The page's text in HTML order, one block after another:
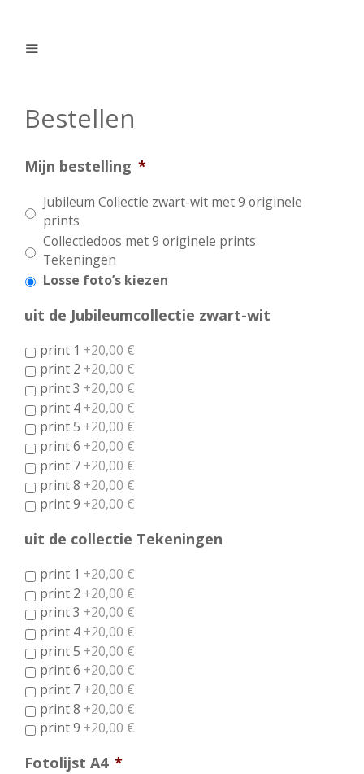
Bestellen
Mijn bestelling *
Jubileum Collectie zwart-wit met 9 originele
prints
Collectiedoos met 9 originele prints
Tekeningen
Losse foto’s kiezen
uit de Jubileumcollectie zwart-wit
print 1 +20,00 €
print 2 +20,00 €
print 3 +20,00 €
print 4 +20,00 €
print 5 +20,00 €
print 6 +20,00 €
print 7 +20,00 €
print 8 +20,00 €
print 9 +20,00 €
uit de collectie Tekeningen
print 1 +20,00 €
print 2 +20,00 €
print 3 +20,00 €
print 4 +20,00 €
print 5 +20,00 €
print 6 +20,00 €
print 7 +20,00 €
print 8 +20,00 €
print 9 +20,00 €
Fotolijst A4 *